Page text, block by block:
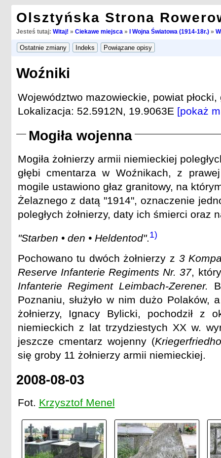
Olsztyńska Strona
Jesteś tutaj: Witaj! » Ciekawe miejsca » I Wojna Światowa (1914-18r.)»
Woźniki
Województwo mazowieckie, powiat
Lokalizacja: 52.5912N, 19.9063E [pokaż
Mogiła wojenna
Mogiła żołnierzy armii niemieckiej
głębi cmentarza w Woźnikach, z
mogile ustawiono głaz granitowy, na
Żelaznego z datą "1914", oznaczenie
poległych żołnierzy, daty ich śmierci oraz
"Starben • den • Heldentod".1)
Pochowano tu dwóch żołnierzy z 3
Reserve Infanterie Regiments Nr. 37,
Infanterie Regiment Leimbach-Zerener.
Poznaniu, służyło w nim dużo Polaków,
żołnierzy, Ignacy Bylicki, pochodził z
niemieckich z lat trzydziestych XX w.
jeszcze cmentarz wojenny (
się groby 11 żołnierzy armii niemieckiej.
2008-08-03
Fot. Krzysztof Menel